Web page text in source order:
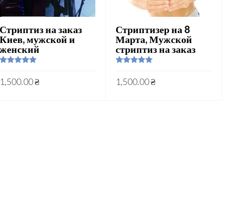
Стриптиз на заказ
Киев, мужской и
женский
1,500.00₴
Стриптизер на 8
Марта, Мужской
стриптиз на заказ
1,500.00₴